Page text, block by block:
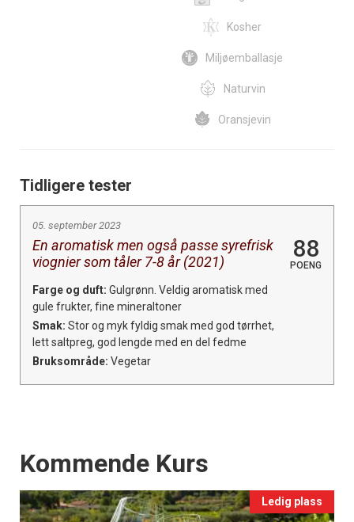
Kosher
Miljøemballasje
Naturvin
Oransjevin
Tidligere tester
05. september 2023
En aromatisk men også passe syrefrisk
viognier som tåler 7-8 år (2021)
88
POENG
Farge og duft: Gulgrønn. Veldig aromatisk med
gule frukter, fine mineraltoner
Smak: Stor og myk fyldig smak med god tørrhet,
lett saltpreg, god lengde med en del fedme
Bruksområde: Vegetar
Events
Kommende Kurs
Ledig plass